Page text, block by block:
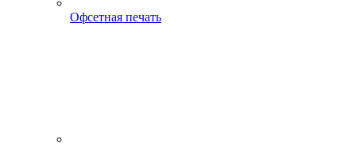
Офсетная печать